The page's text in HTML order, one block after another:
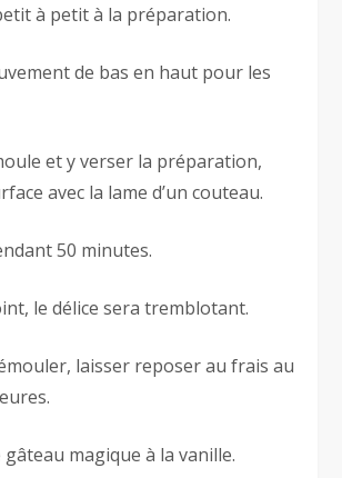
à petit à la préparation.
de bas en haut pour les
et y verser la préparation,
avec la lame d’un couteau.
50 minutes.
le délice sera tremblotant.
laisser reposer au frais au
magique à la vanille.